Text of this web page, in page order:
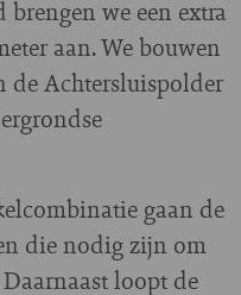
we een extra
aan. We bouwen
de Achtersluispolder
gaan de
die nodig zijn om
loopt de